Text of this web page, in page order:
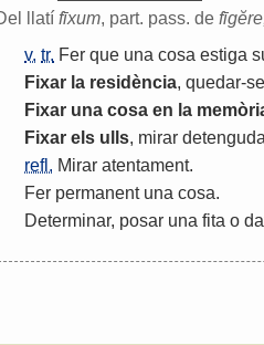
llatí fīxum, part. pass. de
v. tr. Fer que una cosa estiga
Fixar la residència, quedar-se
Fixar una cosa en la
Fixar els ulls, mirar
refl. Mirar atentament.
Fer permanent una cosa.
Determinar, posar una fita o